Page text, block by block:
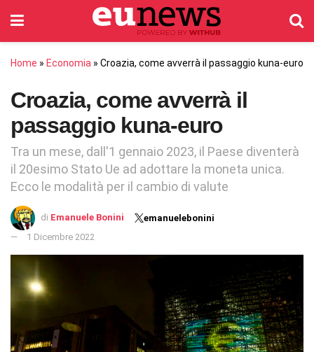
Home » Economia » Croazia, come avverrà il passaggio kuna-euro
Croazia, come avverrà il
passaggio kuna-euro
Tra un mese, dall'1 gennaio 2023, il Paese diventerà
il 20esimo Stato Ue ad adottare la moneta unica.
Ecco le modalità per il cambio di valute
di Emanuele Bonini
emanuelebonini
1 Dicembre 2022